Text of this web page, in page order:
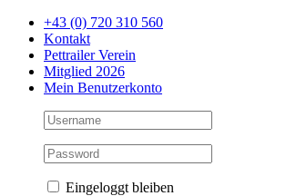
Zum
Inhalt
springen
+43 (0) 720 310 560
Kontakt
Pettrailer Verein
Mitglied 2026
Mein Benutzerkonto
Eingeloggt bleiben